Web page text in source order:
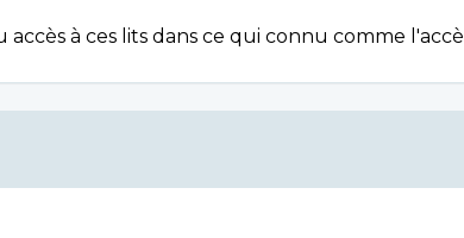
accès à ces lits dans ce qui connu comme